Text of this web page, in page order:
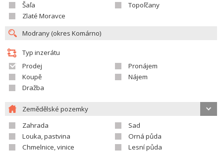
Šaľa
Topoľčany
Zlaté Moravce
Typ inzerátu
Prodej
Pronájem
Koupě
Nájem
Dražba
Zemědělské pozemky
Zahrada
Sad
Louka, pastvina
Orná půda
Chmelnice, vinice
Lesní půda